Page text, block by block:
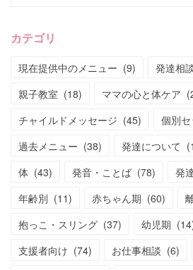
カテゴリ
現在提供中のメニュー (9) 発達相
親子教室 (18) ママの心と体ケア (
チャイルドメッセージ (45) 個別
過去メニュー (38) 発達について (
体 (43) 発音・ことば (78) 発
年齢別 (11) 赤ちゃん期 (60)
抱っこ・スリング (37) 幼児期 (14
支援者向け (74) お仕事相談 (6)